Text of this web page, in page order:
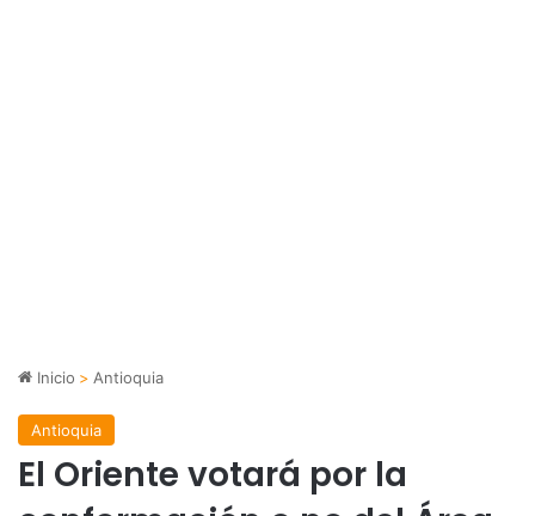
Inicio > Antioquia
Antioquia
El Oriente votará por la